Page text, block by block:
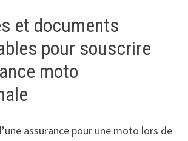
et documents
pour souscrire
moto
assurance pour une moto lors de